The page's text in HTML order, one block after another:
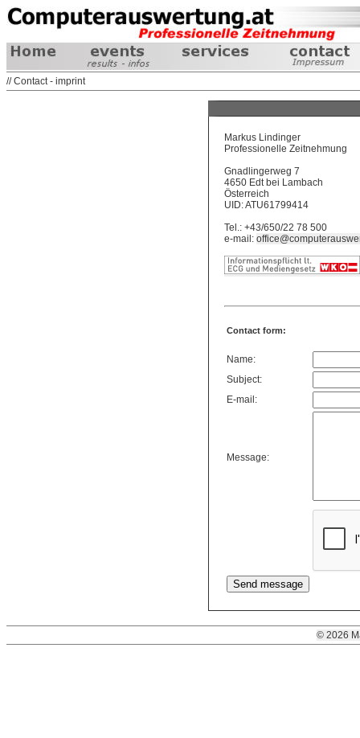
// Contact - imprint
Markus Lindinger
Professionelle Zeitnehmung
Gnadlingerweg 7
4650 Edt bei Lambach
Österreich
UID: ATU61799414
Tel.: +43/650/22 78 500
e-mail:
Contact form:
Name:
Subject:
E-mail:
Message:
© 2026